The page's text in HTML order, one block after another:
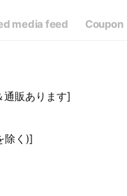
media feed Coupon
通販あります]
除く)]